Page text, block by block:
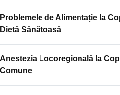
Problemele de Alimentație la
Dietă Sănătoasă
Anestezia Locoregională la
Comune